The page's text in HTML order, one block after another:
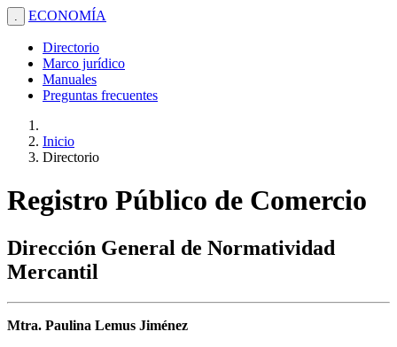
. ECONOMÍA
Directorio
Marco jurídico
Manuales
Preguntas frecuentes
Inicio
Directorio
Registro Público de Comercio
Dirección General de Normatividad
Mercantil
Mtra. Paulina Lemus Jiménez